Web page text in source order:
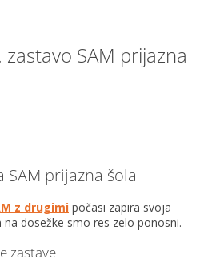
SAM prijazna
SAM prijazna šola
z drugimi počasi zapira svoja
dosežke smo res zelo ponosni.
zastave